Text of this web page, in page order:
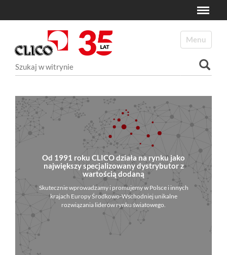
Toggle
Od 1991 roku CLICO działa na rynku jako
największy specjalizowany dystrybutor z
wartością dodaną
Skutecznie wprowadzamy i promujemy w Polsce i innych
krajach Europy Środkowo-Wschodniej unikalne
rozwiązania liderów rynku światowego.